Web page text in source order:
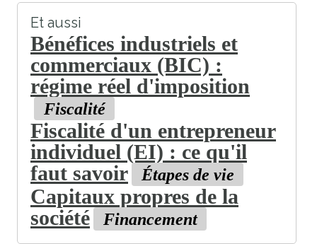
Et aussi
Bénéfices industriels et
commerciaux (BIC) :
régime réel d'imposition
Fiscalité
Fiscalité d'un entrepreneur
individuel (EI) : ce qu'il
faut savoir
Étapes de vie
Capitaux propres de la
société
Financement